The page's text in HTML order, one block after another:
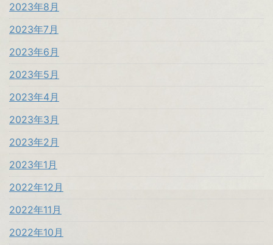
2023年8月
2023年7月
2023年6月
2023年5月
2023年4月
2023年3月
2023年2月
2023年1月
2022年12月
2022年11月
2022年10月